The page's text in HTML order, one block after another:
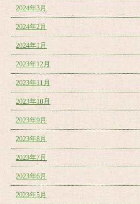
2024年3月
2024年2月
2024年1月
2023年12月
2023年11月
2023年10月
2023年9月
2023年8月
2023年7月
2023年6月
2023年5月